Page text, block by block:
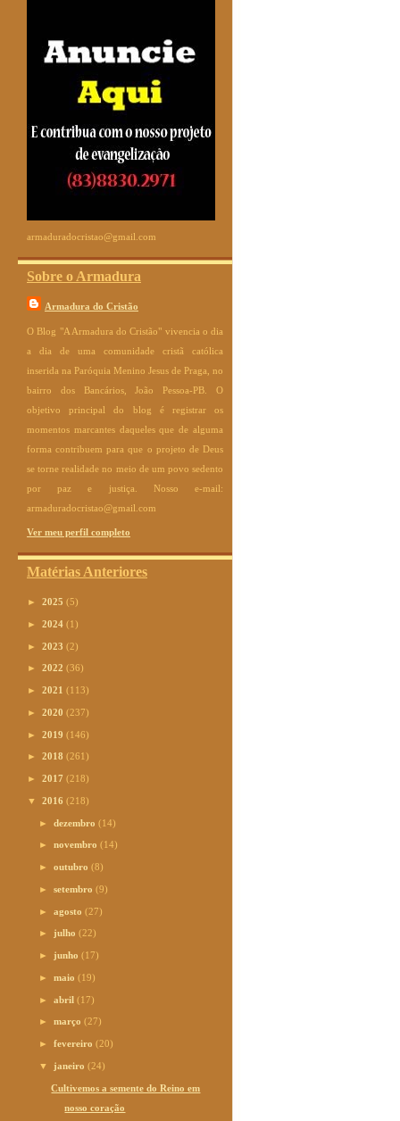
armaduradocristao@gmail.com
Sobre o Armadura
Armadura do Cristão
O Blog "A Armadura do Cristão" vivencia o dia
a dia de uma comunidade cristã católica
inserida na Paróquia Menino Jesus de Praga, no
bairro dos Bancários, João Pessoa-PB. O
objetivo principal do blog é registrar os
momentos marcantes daqueles que de alguma
forma contribuem para que o projeto de Deus
se torne realidade no meio de um povo sedento
por paz e justiça. Nosso e-mail:
armaduradocristao@gmail.com
Ver meu perfil completo
Matérias Anteriores
► 2025 (5)
► 2024 (1)
► 2023 (2)
► 2022 (36)
► 2021 (113)
► 2020 (237)
► 2019 (146)
► 2018 (261)
► 2017 (218)
▼ 2016 (218)
►dezembro(14)
►novembro(14)
►outubro(8)
►setembro(9)
►agosto(27)
► julho(22)
► junho(17)
►maio(19)
►abril(17)
►março(27)
►fevereiro(20)
▼ janeiro(24)
Cultivemos a semente do Reino em
nosso coração